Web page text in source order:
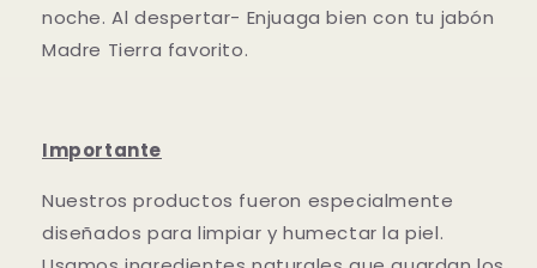
noche. Al despertar- Enjuaga bien con tu jabón
Madre Tierra favorito.
Importante
Nuestros productos fueron especialmente
diseñados para limpiar y humectar la piel.